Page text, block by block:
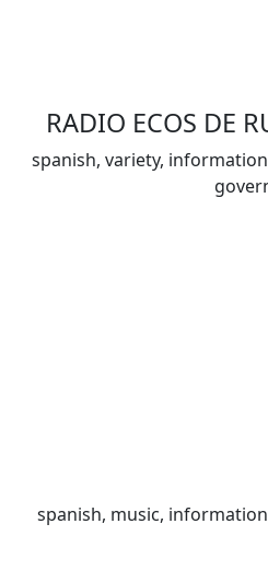
RADIO ECOS DE
spanish, variety,
spanish, music,